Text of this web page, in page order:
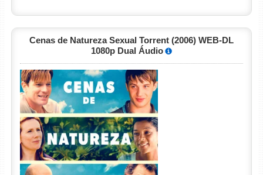
Cenas de Natureza Sexual Torrent (2006) WEB-DL
1080p Dual Áudio